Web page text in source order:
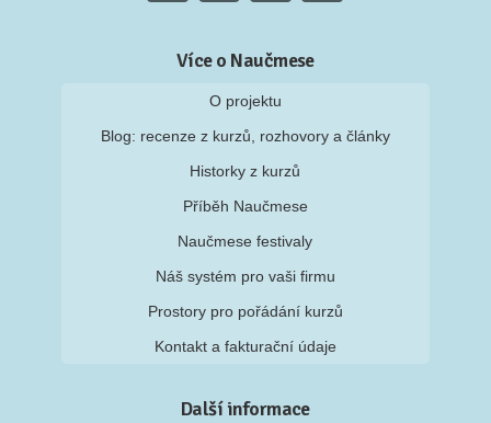
Více o Naučmese
O projektu
Blog: recenze z kurzů, rozhovory a články
Historky z kurzů
Příběh Naučmese
Naučmese festivaly
Náš systém pro vaši firmu
Prostory pro pořádání kurzů
Kontakt a fakturační údaje
Další informace